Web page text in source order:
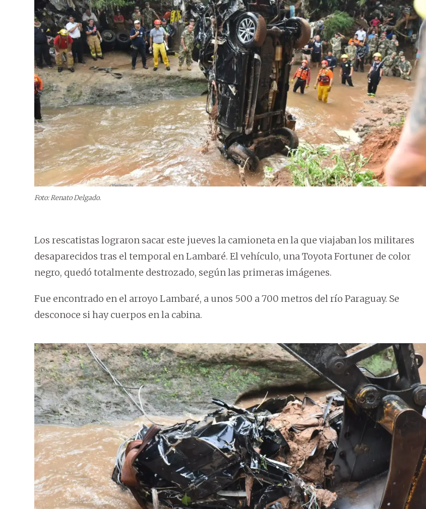
Foto: Renato Delgado.
Los rescatistas lograron sacar este jueves la camioneta en la que viajaban los militares
desaparecidos tras el temporal en Lambaré. El vehículo, una Toyota Fortuner de color
negro, quedó totalmente destrozado, según las primeras imágenes.
Fue encontrado en el arroyo Lambaré, a unos 500 a 700 metros del río Paraguay. Se
desconoce si hay cuerpos en la cabina.